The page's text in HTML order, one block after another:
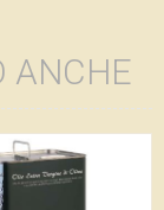
ANCHE